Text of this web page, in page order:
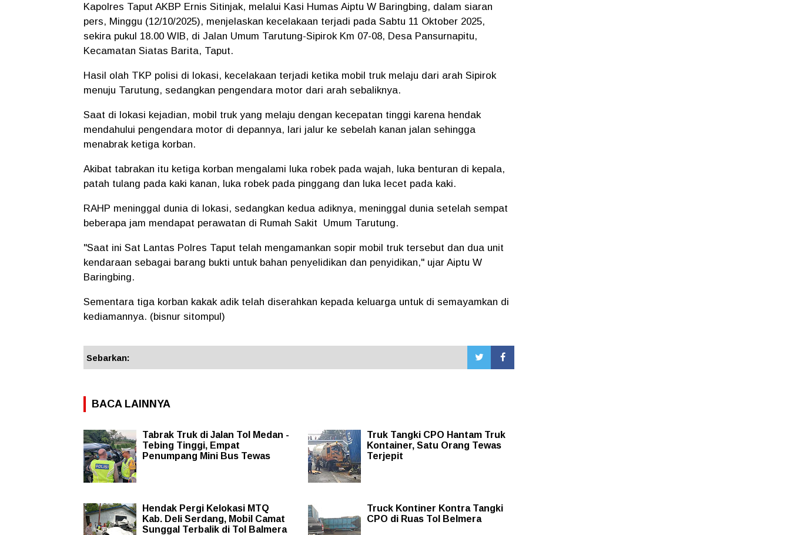
Kapolres Taput AKBP Ernis Sitinjak, melalui Kasi Humas Aiptu W Baringbing, dalam siaran
pers, Minggu (12/10/2025), menjelaskan kecelakaan terjadi pada Sabtu 11 Oktober 2025,
sekira pukul 18.00 WIB, di Jalan Umum Tarutung-Sipirok Km 07-08, Desa Pansurnapitu,
Kecamatan Siatas Barita, Taput.
Hasil olah TKP polisi di lokasi, kecelakaan terjadi ketika mobil truk melaju dari arah Sipirok
menuju Tarutung, sedangkan pengendara motor dari arah sebaliknya.
Saat di lokasi kejadian, mobil truk yang melaju dengan kecepatan tinggi karena hendak
mendahului pengendara motor di depannya, lari jalur ke sebelah kanan jalan sehingga
menabrak ketiga korban.
Akibat tabrakan itu ketiga korban mengalami luka robek pada wajah, luka benturan di kepala,
patah tulang pada kaki kanan, luka robek pada pinggang dan luka lecet pada kaki.
RAHP meninggal dunia di lokasi, sedangkan kedua adiknya, meninggal dunia setelah sempat
beberapa jam mendapat perawatan di Rumah Sakit Umum Tarutung.
"Saat ini Sat Lantas Polres Taput telah mengamankan sopir mobil truk tersebut dan dua unit
kendaraan sebagai barang bukti untuk bahan penyelidikan dan penyidikan," ujar Aiptu W
Baringbing.
Sementara tiga korban kakak adik telah diserahkan kepada keluarga untuk di semayamkan di
kediamannya. (bisnur sitompul)
Sebarkan:
BACA LAINNYA
Tabrak Truk di Jalan Tol Medan -
Tebing Tinggi, Empat
Penumpang Mini Bus Tewas
Truk Tangki CPO Hantam Truk
Kontainer, Satu Orang Tewas
Terjepit
Hendak Pergi Kelokasi MTQ
Kab. Deli Serdang, Mobil Camat
Sunggal Terbalik di Tol Balmera
Truck Kontiner Kontra Tangki
CPO di Ruas Tol Belmera